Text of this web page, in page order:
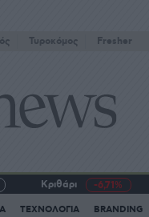
Τυροκόμος Fresher
Κριθάρι -6,71%
ΤΕΧΝΟΛΟΓΙΑ BRANDING